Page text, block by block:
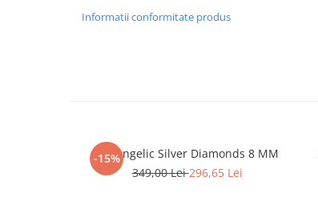
Informatii conformitate produs
-15%
Set Angelic Silver Diamonds 8 MM
349,00 Lei296,65 Lei